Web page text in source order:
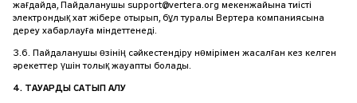
жағдайда, Пайдаланушы support@vertera.org мекенжайына тиісті
электрондық хат жібере отырып, бұл туралы Вертера компаниясына
дереу хабарлауға міндеттенеді.
3.6. Пайдаланушы өзінің сәйкестендіру нөмірімен жасалған кез келген
әрекеттер үшін толық жауапты болады.
4. ТАУАРДЫ САТЫП АЛУ